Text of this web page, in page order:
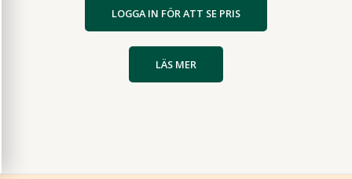
LOGGA IN FÖR ATT SE PRIS
LÄS MER